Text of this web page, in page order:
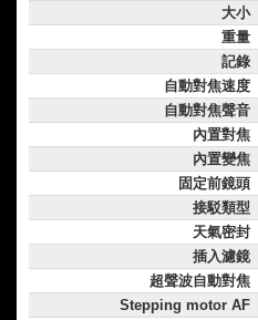
大小
重量
記錄
自動對焦速度
自動對焦聲音
內置對焦
內置變焦
固定前鏡頭
接駁類型
天氣密封
插入濾鏡
超聲波自動對焦
Stepping motor AF